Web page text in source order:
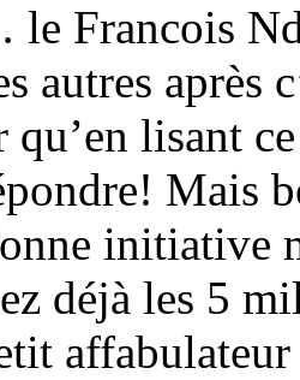
Francois
autres après
qu’en lisant
Mais
initiative
déjà les 5